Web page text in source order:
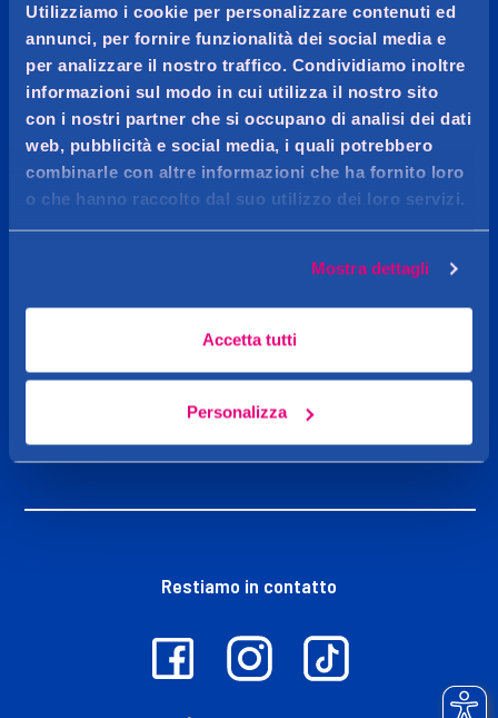
Utilizziamo i cookie per personalizzare contenuti ed
annunci, per fornire funzionalità dei social media e
per analizzare il nostro traffico. Condividiamo inoltre
informazioni sul modo in cui utilizza il nostro sito
con i nostri partner che si occupano di analisi dei dati
web, pubblicità e social media, i quali potrebbero
combinarle con altre informazioni che ha fornito loro
o che hanno raccolto dal suo utilizzo dei loro servizi.
Mostra dettagli
Accetta tutti
Personalizza
OGGI MI VOGLIO BENE
Più di 20.000 prodotti per la cura persona, l’igiene della
casa, make-up, profumeria e parafarmacia delle
migliori marche.
Restiamo in contatto